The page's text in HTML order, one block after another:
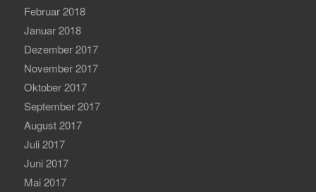
Februar 2018
Januar 2018
Dezember 2017
November 2017
Oktober 2017
September 2017
August 2017
Juli 2017
Juni 2017
Mai 2017